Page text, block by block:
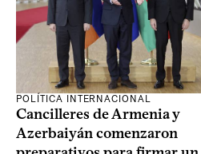
POLÍTICA INTERNACIONAL
Cancilleres de Armenia y
Azerbaiyán comenzaron